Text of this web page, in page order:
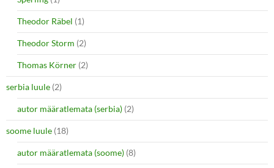
Theodor Räbel (1)
Theodor Storm (2)
Thomas Körner (2)
serbia luule (2)
autor määratlemata (serbia) (2)
soome luule (18)
autor määratlemata (soome) (8)